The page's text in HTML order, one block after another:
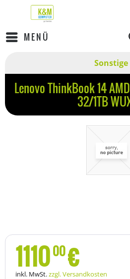
MENÜ
Sonstige
Lenovo ThinkBook 14
32/1TB
111000€
inkl. MwSt.zzgl. Versandkosten